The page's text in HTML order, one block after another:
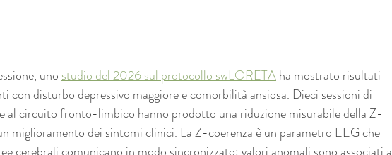
uno studio del 2026 sul protocollo swLORETA ha mostrato risultati
con disturbo depressivo maggiore e comorbilità ansiosa. Dieci sessioni di
al circuito fronto-limbico hanno prodotto una riduzione misurabile della Z-
miglioramento dei sintomi clinici. La Z-coerenza è un parametro EEG che